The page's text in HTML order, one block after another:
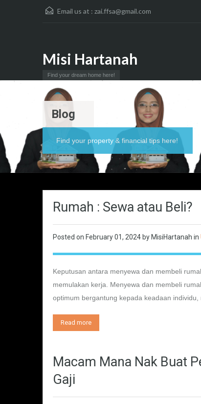
Email us at : zai.ffsa@gmail.com
Misi Hartanah
Find your dream home here!
Blog
Find your property & financial tips here!
Rumah : Sewa atau Beli?
Posted on February 01, 2024 by MisiHartanah in
Keputusan antara menyewa dan membeli
memulakan kerja. Menyewa dan membeli
optimum bergantung kepada keadaan
Read more
Macam Mana Nak Buat
Gaji